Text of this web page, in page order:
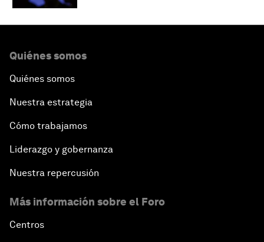
Quiénes somos
Quiénes somos
Nuestra estrategia
Cómo trabajamos
Liderazgo y gobernanza
Nuestra repercusión
Más información sobre el Foro
Centros